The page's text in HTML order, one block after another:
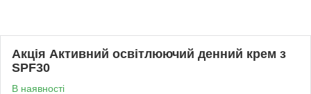
Акція Активний освітлюючий денний крем з
SPF30
В наявності